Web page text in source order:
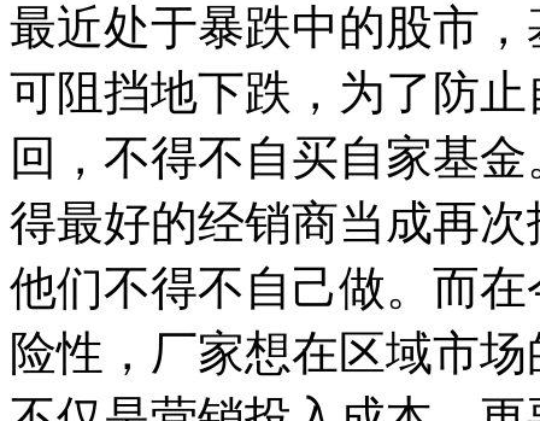
最近处于暴跌中的股市
可阻挡地下跌，为了防
回，不得不自买自家基
得最好的经销商当成再
他们不得不自己做。而
险性，厂家想在区域市